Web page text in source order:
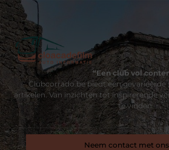
“Een club vol
Clubcorrado.be biedt een gevarieerde
artikelen. Van inzichten tot inspirerende
te vinden.
Neem contact met